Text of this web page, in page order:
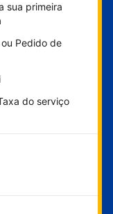
sua primeira
Pedido de
do serviço